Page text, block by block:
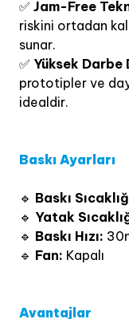
✅ Jam-Free
riskini ortadan
sunar.
✅ Yüksek Darbe
prototipler ve
idealdir.
Baskı Ayarları
🔹 Baskı
🔹 Yatak
🔹 Baskı Hızı:
🔹 Fan: Kapalı
Avantajlar